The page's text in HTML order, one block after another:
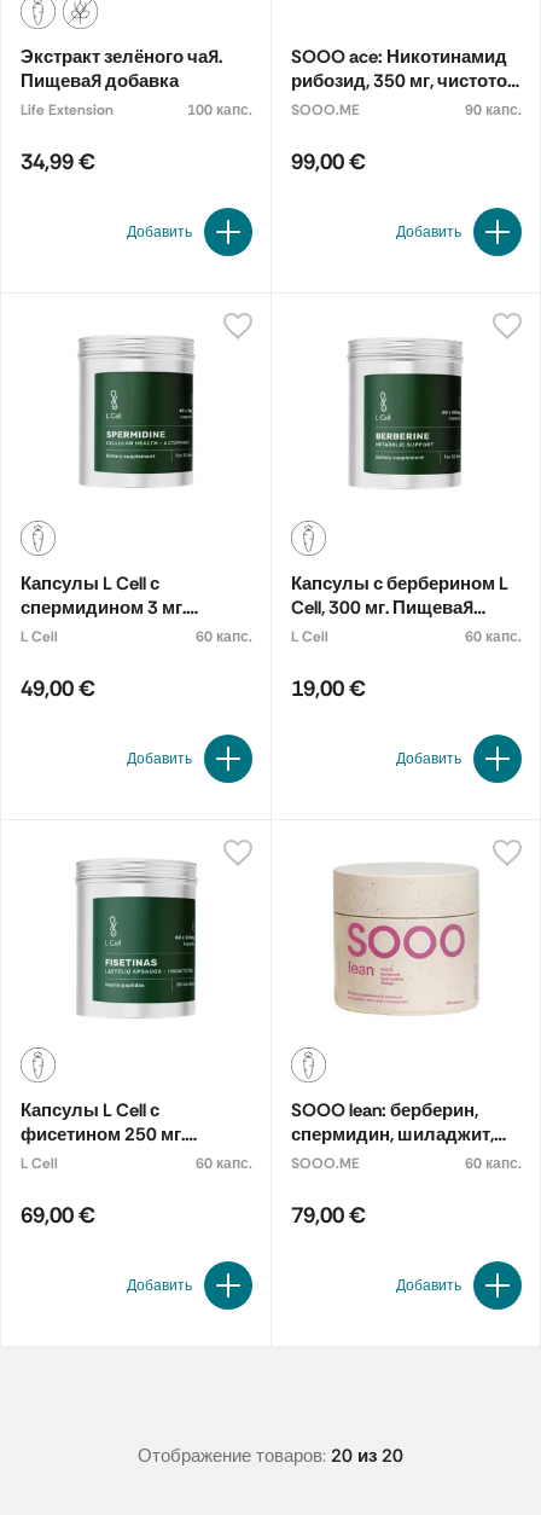
Экстракт зелёного чая.
Пищевая добавка
Life Extension 100 капс.
34,99 €
Добавить
SOOO ace: Никотинамид
рибозид, 350 мг, чистотой
99,89 % N90
SOOO.ME 90 капс.
99,00 €
Добавить
Капсулы L Cell с
спермидином 3 мг.
Пищевая добавка
L Cell 60 капс.
49,00 €
Добавить
Капсулы с берберином L
Cell, 300 мг. Пищевая
добавка
L Cell 60 капс.
19,00 €
Добавить
Капсулы L Cell с
фисетином 250 мг.
Пищевая добавка
L Cell 60 капс.
69,00 €
Добавить
SOOO lean: берберин,
спермидин, шиладжит,
EGCG
SOOO.ME 60 капс.
79,00 €
Добавить
Отображение товаров: 20 из 20